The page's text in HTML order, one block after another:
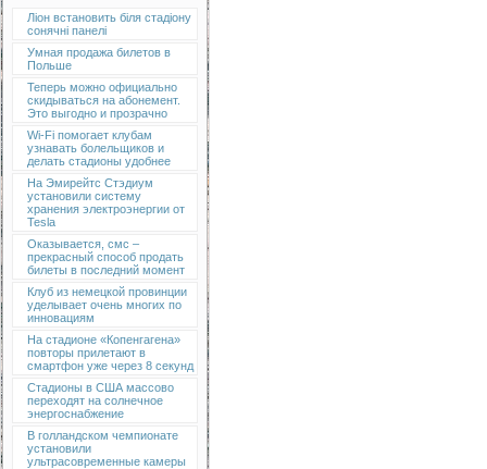
Ліон встановить біля стадіону
сонячні панелі
Умная продажа билетов в
Польше
Теперь можно официально
скидываться на абонемент.
Это выгодно и прозрачно
Wi-Fi помогает клубам
узнавать болельщиков и
делать стадионы удобнее
На Эмирейтс Стэдиум
установили систему
хранения электроэнергии от
Tesla
Оказывается, смс –
прекрасный способ продать
билеты в последний момент
Клуб из немецкой провинции
уделывает очень многих по
инновациям
На стадионе «Копенгагена»
повторы прилетают в
смартфон уже через 8 секунд
Стадионы в США массово
переходят на солнечное
энергоснабжение
В голландском чемпионате
установили
ультрасовременные камеры